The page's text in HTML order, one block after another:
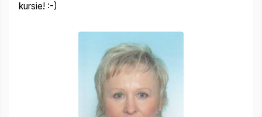
kursie! :-)